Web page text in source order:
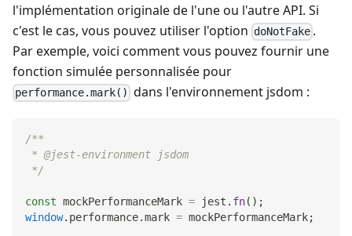
l'implémentation originale de l'une ou l'autre API. Si
c'est le cas, vous pouvez utiliser l'option doNotFake .
Par exemple, voici comment vous pouvez fournir une
fonction simulée personnalisée pour
performance.mark() dans l'environnement jsdom :
/**
* @jest-environment jsdom
*/
const mockPerformanceMark = jest . fn( ) ;
window. performance.mark = mockPerformanceMark;